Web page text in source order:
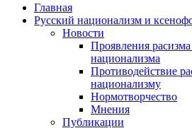
Главная
Русский национализм и
Новости
Проявления
национализма
Противодействие
национализму
Нормотворчество
Мнения
Публикации